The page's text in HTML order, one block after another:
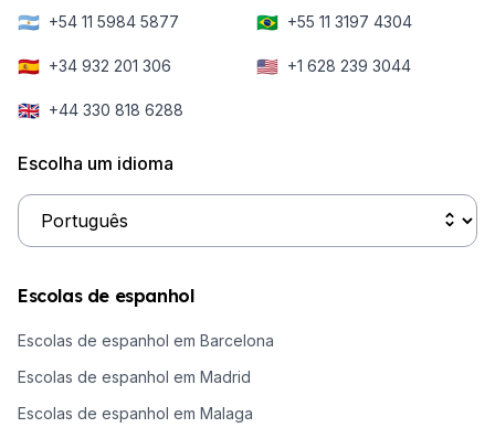
🇦🇷 +54 11 5984 5877 🇧🇷 +55 11 3197 4304
🇪🇸 +34 932 201 306 🇺🇸 +1 628 239 3044
🇬🇧 +44 330 818 6288
Escolha um idioma
Escolas de espanhol
Escolas de espanhol em Barcelona
Escolas de espanhol em Madrid
Escolas de espanhol em Malaga